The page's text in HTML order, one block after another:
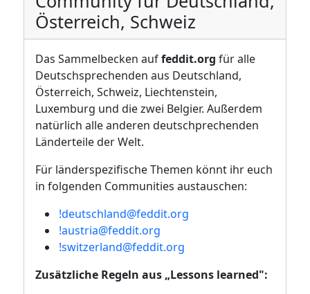
Österreich, Schweiz
Das Sammelbecken auffeddit.org für alle
Deutschsprechenden aus Deutschland,
Österreich, Schweiz, Liechtenstein,
Luxemburg und die zwei Belgier. Außerdem
natürlich alle anderen deutschprechenden
Länderteile der Welt.
Für länderspezifische Themen könnt ihr euch
in folgenden Communities austauschen:
!deutschland@feddit.org
!austria@feddit.org
!switzerland@feddit.org
Zusätzliche Regeln aus „Lessons learned":